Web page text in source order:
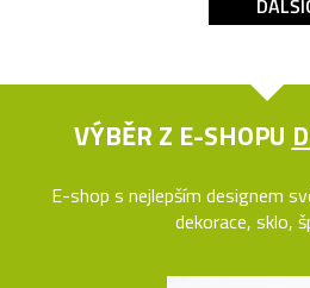
VÝBĚR Z E-SHOPU
E-shop s nejlepším designem
dekorace, sklo,